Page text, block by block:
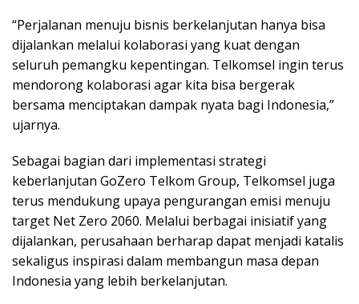
“Perjalanan menuju bisnis berkelanjutan hanya bisa
dijalankan melalui kolaborasi yang kuat dengan
seluruh pemangku kepentingan. Telkomsel ingin terus
mendorong kolaborasi agar kita bisa bergerak
bersama menciptakan dampak nyata bagi Indonesia,”
ujarnya.
Sebagai bagian dari implementasi strategi
keberlanjutan GoZero Telkom Group, Telkomsel juga
terus mendukung upaya pengurangan emisi menuju
target Net Zero 2060. Melalui berbagai inisiatif yang
dijalankan, perusahaan berharap dapat menjadi katalis
sekaligus inspirasi dalam membangun masa depan
Indonesia yang lebih berkelanjutan.